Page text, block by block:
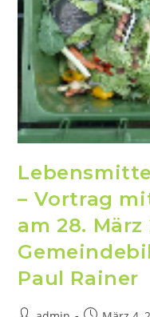
– Vortrag
am 28.
Paul Rainer